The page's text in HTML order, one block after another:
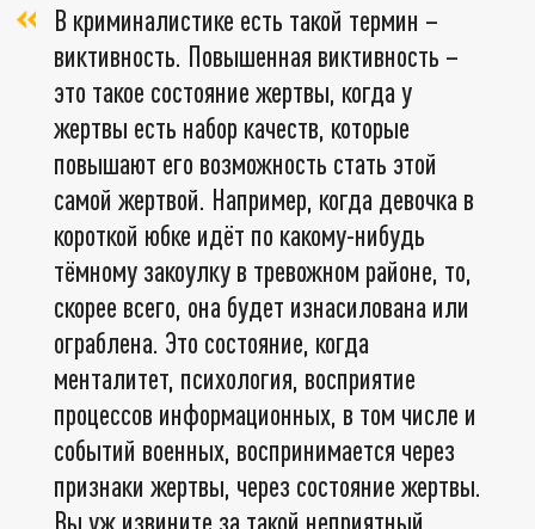
В криминалистике есть такой термин –
виктивность. Повышенная виктивность –
это такое состояние жертвы, когда у
жертвы есть набор качеств, которые
повышают его возможность стать этой
самой жертвой. Например, когда девочка в
короткой юбке идёт по какому-нибудь
тёмному закоулку в тревожном районе, то,
скорее всего, она будет изнасилована или
ограблена. Это состояние, когда
менталитет, психология, восприятие
процессов информационных, в том числе и
событий военных, воспринимается через
признаки жертвы, через состояние жертвы.
Вы уж извините за такой неприятный